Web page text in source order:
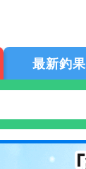
最新釣果